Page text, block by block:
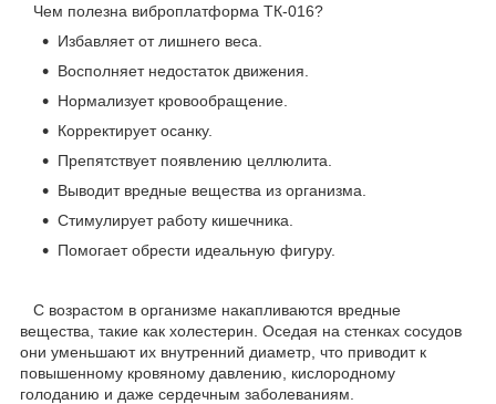
Чем полезна виброплатформа ТК-016?
Избавляет от лишнего веса.
Восполняет недостаток движения.
Нормализует кровообращение.
Корректирует осанку.
Препятствует появлению целлюлита.
Выводит вредные вещества из организма.
Стимулирует работу кишечника.
Помогает обрести идеальную фигуру.
С возрастом в организме накапливаются вредные
вещества, такие как холестерин. Оседая на стенках сосудов
они уменьшают их внутренний диаметр, что приводит к
повышенному кровяному давлению, кислородному
голоданию и даже сердечным заболеваниям.